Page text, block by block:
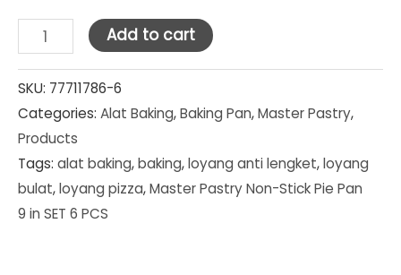
Master
Pastry
Non-
Stick
Pie
Pan
9
Add to cart
SKU: 77711786-6
Categories: Alat Baking,Baking Pan,Master Pastry,
Products
Tags: alat baking,baking,loyang anti lengket,loyang
bulat,loyang pizza,Master Pastry Non-Stick Pie Pan
9 in SET 6 PCS